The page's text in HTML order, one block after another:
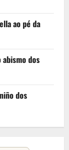
ao pé da
dos
dos